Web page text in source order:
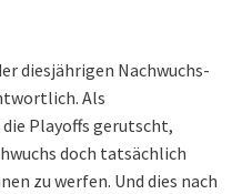
diesjährigen Nachwuchs-
Als
Playoffs gerutscht,
doch tatsächlich
zu werfen. Und dies nach